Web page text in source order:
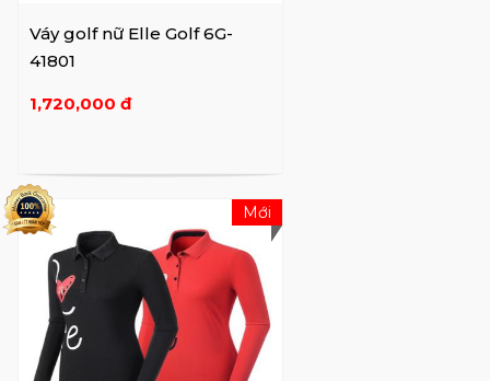
Váy golf nữ Elle Golf 6G-
41801
1,720,000 đ
Mới